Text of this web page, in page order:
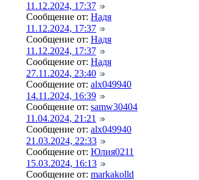
11.12.2024, 17:37
Сообщение от: Надя
11.12.2024, 17:37
Сообщение от: Надя
11.12.2024, 17:37
Сообщение от: Надя
27.11.2024, 23:40
Сообщение от: alx049940
14.11.2024, 16:39
Сообщение от: samw30404
11.04.2024, 21:21
Сообщение от: alx049940
21.03.2024, 22:33
Сообщение от: Юлия0211
15.03.2024, 16:13
Сообщение от: markakolld